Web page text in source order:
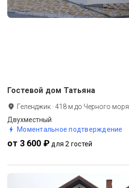
Гостевой дом Татьяна
Геленджик ·418 м до Черного моря
Двухместный
Моментальное подтверждение
от 3 600 ₽ для 2 гостей